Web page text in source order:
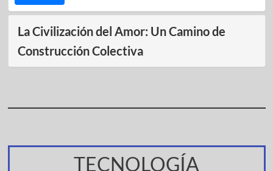
La Civilización del Amor: Un Camino de
Construcción Colectiva
TECNOLOGÍA